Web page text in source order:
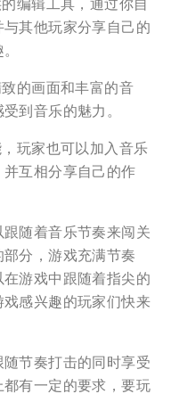
编辑工具，通过你自
其他玩家分享自己的
的画面和丰富的音
到音乐的魅力。
玩家也可以加入音乐
互相分享自己的作
随着音乐节奏来闯关
分，游戏充满节奏
游戏中跟随着指尖的
感兴趣的玩家们快来
节奏打击的同时享受
有一定的要求，要玩